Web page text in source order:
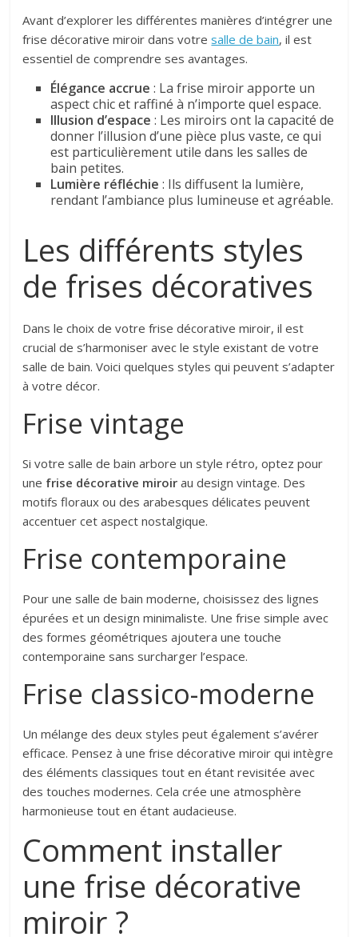
Avant d’explorer les différentes manières d’intégrer une
frise décorative miroir dans votresalle de bain, il est
essentiel de comprendre ses avantages.
Élégance accrue : La frise miroir apporte un
aspect chic et raffiné à n’importe quel espace.
Illusion d’espace : Les miroirs ont la capacité de
donner l’illusion d’une pièce plus vaste, ce qui
est particulièrement utile dans les salles de
bain petites.
Lumière réfléchie : Ils diffusent la lumière,
rendant l’ambiance plus lumineuse et agréable.
Les différents styles
de frises décoratives
Dans le choix de votre frise décorative miroir, il est
crucial de s’harmoniser avec le style existant de votre
salle de bain. Voici quelques styles qui peuvent s’adapter
à votre décor.
Frise vintage
Si votre salle de bain arbore un style rétro, optez pour
une frise décorative miroir au design vintage. Des
motifs floraux ou des arabesques délicates peuvent
accentuer cet aspect nostalgique.
Frise contemporaine
Pour une salle de bain moderne, choisissez des lignes
épurées et un design minimaliste. Une frise simple avec
des formes géométriques ajoutera une touche
contemporaine sans surcharger l’espace.
Frise classico-moderne
Un mélange des deux styles peut également s’avérer
efficace. Pensez à une frise décorative miroir qui intègre
des éléments classiques tout en étant revisitée avec
des touches modernes. Cela crée une atmosphère
harmonieuse tout en étant audacieuse.
Comment installer
une frise décorative
miroir ?